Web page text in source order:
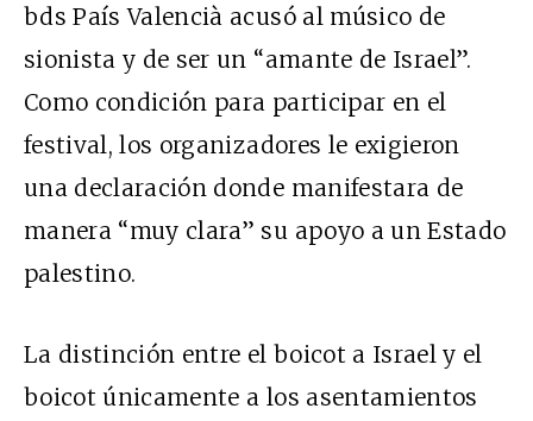
bds País Valencià acusó al músico de
sionista y de ser un “amante de Israel”.
Como condición para participar en el
festival, los organizadores le exigieron
una declaración donde manifestara de
manera “muy clara” su apoyo a un Estado
palestino.
La distinción entre el boicot a Israel y el
boicot únicamente a los asentamientos